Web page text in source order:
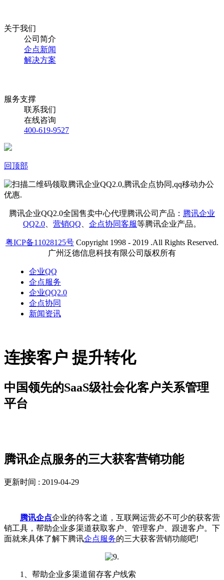
关于我们
公司简介
企点新闻
解决方案
服务支撑
联系我们
在线咨询
400-619-9527
回顶部
腾讯企业QQ2.0全国售卖中心代理腾讯公司产品： 腾讯企业
QQ2.0
营销QQ 企点协同客服等腾讯企业产品。
粤ICP备11028125号 Copyright 1998 - 2019 .All Rights Reserved.
广州泛德信息科技有限公司版权所有
企业QQ
企点服务
企业QQ2.0
企点协同
新闻资讯
连接客户 提升转化
中国领先的SaaS级社会化客户关系管理
平台
腾讯企点服务的三大获客营销功能
更新时间 : 2019-04-29
腾讯企点企业的待客之道，互联网运营必不可少的获客营
销工具，帮助企业多渠道获取客户、管理客户、跟进客户。下
面就来具体了解下腾讯企点服务的三大获客营销功能吧!
1、帮助企业多渠道留存客户线索